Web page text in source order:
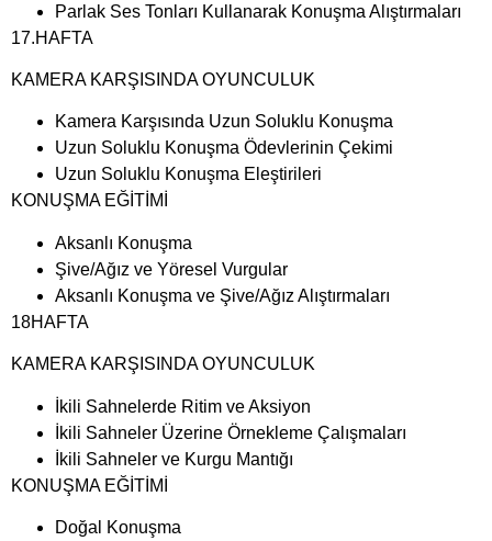
Parlak Ses Tonları Kullanarak Konuşma Alıştırmaları
17.HAFTA
KAMERA KARŞISINDA OYUNCULUK
Kamera Karşısında Uzun Soluklu Konuşma
Uzun Soluklu Konuşma Ödevlerinin Çekimi
Uzun Soluklu Konuşma Eleştirileri
KONUŞMA EĞİTİMİ
Aksanlı Konuşma
Şive/Ağız ve Yöresel Vurgular
Aksanlı Konuşma ve Şive/Ağız Alıştırmaları
18HAFTA
KAMERA KARŞISINDA OYUNCULUK
İkili Sahnelerde Ritim ve Aksiyon
İkili Sahneler Üzerine Örnekleme Çalışmaları
İkili Sahneler ve Kurgu Mantığı
KONUŞMA EĞİTİMİ
Doğal Konuşma